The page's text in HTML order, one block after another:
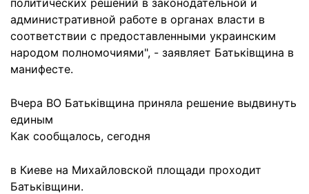
политических решений в законодательной и
административной работе в органах власти в
соответствии с предоставленными украинским
народом полномочиями", - заявляет Батьківщина в
манифесте.
Вчера ВО Батьківщина приняла решение выдвинуть
единым
Как сообщалось, сегодня
в Киеве на Михайловской площади проходит
Батьківщини.